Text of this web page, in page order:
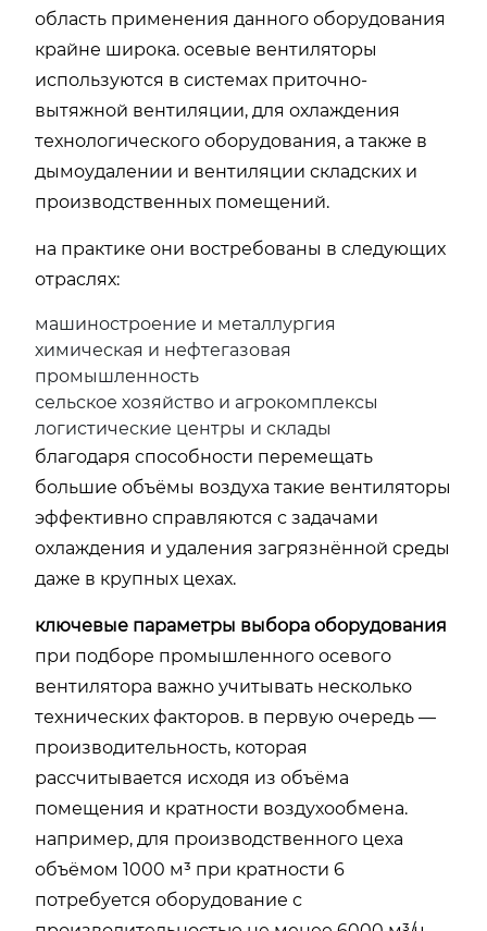
область применения данного оборудования
крайне широка. осевые вентиляторы
используются в системах приточно-
вытяжной вентиляции, для охлаждения
технологического оборудования, а также в
дымоудалении и вентиляции складских и
производственных помещений.
на практике они востребованы в следующих
отраслях:
машиностроение и металлургия
химическая и нефтегазовая
промышленность
сельское хозяйство и агрокомплексы
логистические центры и склады
благодаря способности перемещать
большие объёмы воздуха такие вентиляторы
эффективно справляются с задачами
охлаждения и удаления загрязнённой среды
даже в крупных цехах.
ключевые параметры выбора оборудования
при подборе промышленного осевого
вентилятора важно учитывать несколько
технических факторов. в первую очередь —
производительность, которая
рассчитывается исходя из объёма
помещения и кратности воздухообмена.
например, для производственного цеха
объёмом 1000 м³ при кратности 6
потребуется оборудование с